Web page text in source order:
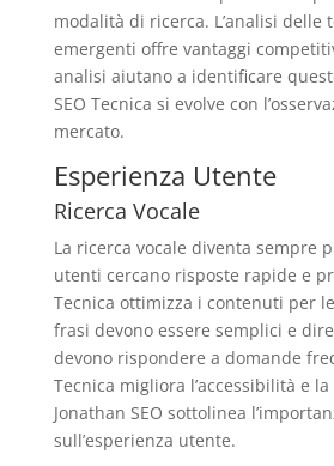
modalità di ricerca. L’analisi delle
emergenti offre vantaggi
analisi aiutano a identificare
SEO Tecnica si evolve con
mercato.
Esperienza Utente
Ricerca Vocale
La ricerca vocale diventa sempre
utenti cercano risposte rapide e
Tecnica ottimizza i contenuti per
frasi devono essere semplici e
devono rispondere a domande
Tecnica migliora l’accessibilità e
Jonathan SEO sottolinea
sull’esperienza utente.